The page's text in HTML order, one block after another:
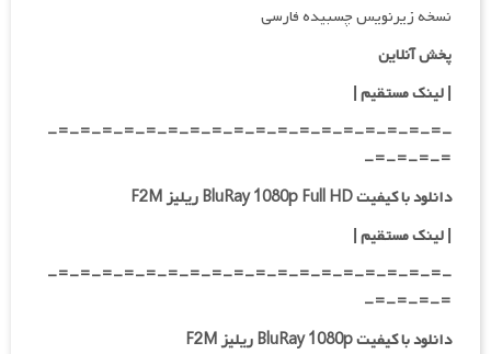
نسخه زیرنویس چسبیده فارسی
پخش آنلاین
| لینک مستقیم|
-=-=-=-=-=-=-=-=-=-=-=-=-=-=-=-=-=-=-
=-=-=-=-
دانلود با کیفیت BluRay 1080p Full HD ریلیز F2M
|لینک مستقیم|
-=-=-=-=-=-=-=-=-=-=-=-=-=-=-=-=-=-=-
=-=-=-=-
دانلود با کیفیت BluRay 1080p ریلیز F2M